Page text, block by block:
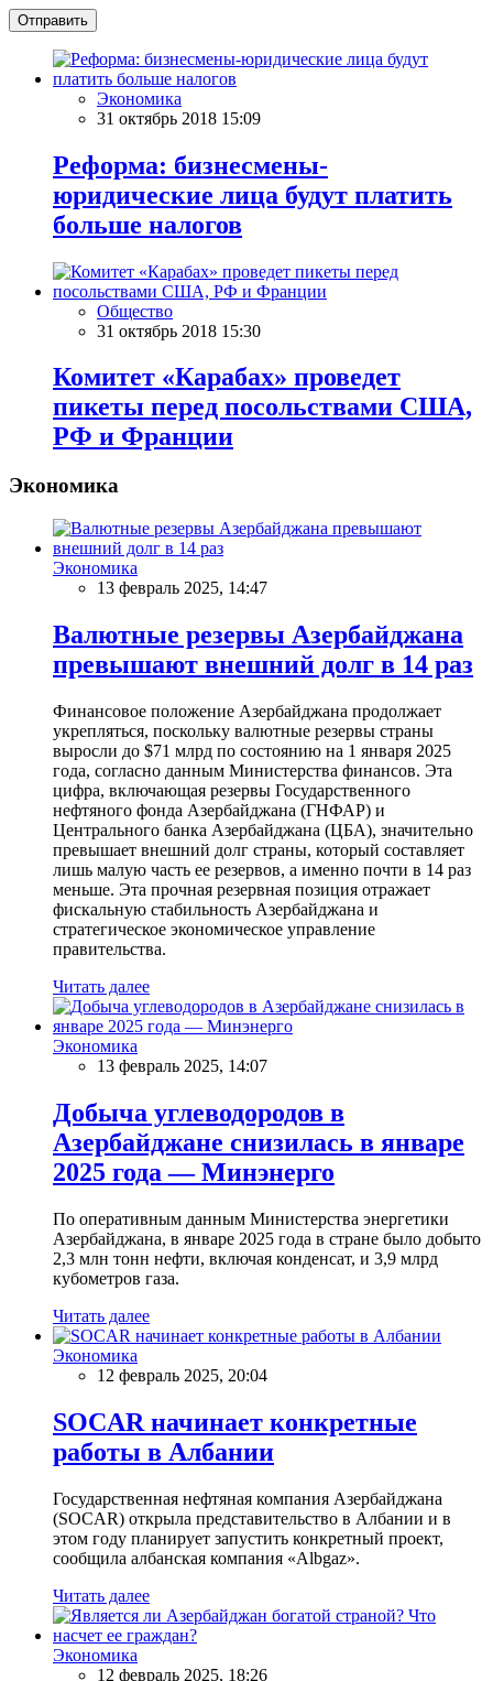
Отправить
Экономика
31 октябрь 2018 15:09
Реформа: бизнесмены-
юридические лица будут платить
больше налогов
Общество
31 октябрь 2018 15:30
Комитет «Карабах» проведет
пикеты перед посольствами США,
РФ и Франции
Экономика
Экономика
13 февраль 2025, 14:47
Валютные резервы Азербайджана
превышают внешний долг в 14 раз
Финансовое положение Азербайджана продолжает
укрепляться, поскольку валютные резервы страны
выросли до $71 млрд по состоянию на 1 января 2025
года, согласно данным Министерства финансов. Эта
цифра, включающая резервы Государственного
нефтяного фонда Азербайджана (ГНФАР) и
Центрального банка Азербайджана (ЦБА), значительно
превышает внешний долг страны, который составляет
лишь малую часть ее резервов, а именно почти в 14 раз
меньше. Эта прочная резервная позиция отражает
фискальную стабильность Азербайджана и
стратегическое экономическое управление
правительства.
Читать далее
Экономика
13 февраль 2025, 14:07
Добыча углеводородов в
Азербайджане снизилась в январе
2025 года — Минэнерго
По оперативным данным Министерства энергетики
Азербайджана, в январе 2025 года в стране было добыто
2,3 млн тонн нефти, включая конденсат, и 3,9 млрд
кубометров газа.
Читать далее
Экономика
12 февраль 2025, 20:04
SOCAR начинает конкретные
работы в Албании
Государственная нефтяная компания Азербайджана
(SOCAR) открыла представительство в Албании и в
этом году планирует запустить конкретный проект,
сообщила албанская компания «Albgaz».
Читать далее
Экономика
12 февраль 2025, 18:26